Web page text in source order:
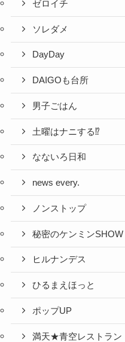
ゼロイチ
ソレダメ
DayDay
DAIGOも台所
男子ごはん
土曜はナニする⁉
なないろ日和
news every.
ノンストップ
秘密のケンミンSHOW
ヒルナンデス
ひるまえほっと
ポップUP
満天★青空レストラン